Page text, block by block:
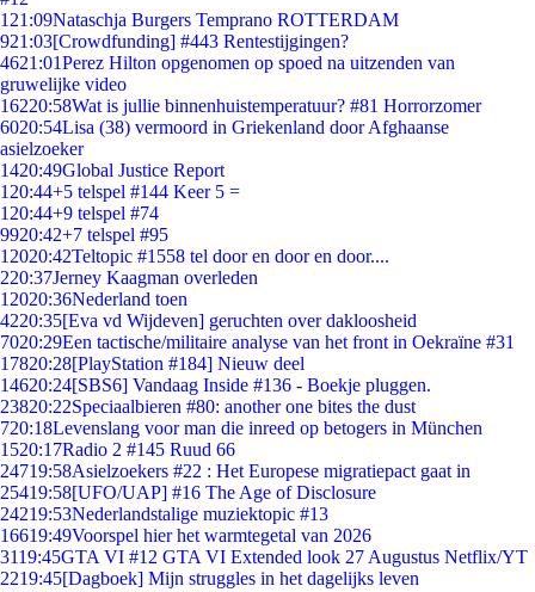
1 21:09Nataschja Burgers Temprano ROTTERDAM
921:03[Crowdfunding] #443 Rentestijgingen?
4621:01Perez Hilton opgenomen op spoed na uitzenden van
gruwelijke video
16220:58Wat is jullie binnenhuistemperatuur? #81 Horrorzomer
6020:54Lisa (38) vermoord in Griekenland door Afghaanse
asielzoeker
1420:49Global Justice Report
1 20:44+5 telspel #144 Keer 5 =
1 20:44+9 telspel #74
9920:42+7 telspel #95
12020:42Teltopic #1558 tel door en door en door....
220:37Jerney Kaagman overleden
12020:36Nederland toen
4220:35[Eva vd Wijdeven] geruchten over dakloosheid
7020:29Een tactische/militaire analyse van het front in Oekraïne #31
17820:28[PlayStation #184] Nieuw deel
14620:24[SBS6] Vandaag Inside #136 - Boekje pluggen.
23820:22Speciaalbieren #80: another one bites the dust
720:18Levenslang voor man die inreed op betogers in München
1520:17Radio 2 #145 Ruud 66
24719:58Asielzoekers #22 : Het Europese migratiepact gaat in
25419:58[UFO/UAP] #16 The Age of Disclosure
24219:53Nederlandstalige muziektopic #13
16619:49Voorspel hier het warmtegetal van 2026
3119:45GTA VI #12 GTA VI Extended look 27 Augustus Netflix/YT
2219:45[Dagboek] Mijn struggles in het dagelijks leven